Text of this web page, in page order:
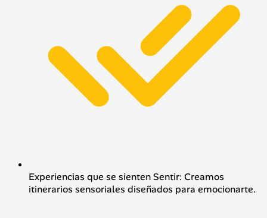
Experiencias que se sienten Sentir: Creamos
itinerarios sensoriales diseñados para emocionarte.